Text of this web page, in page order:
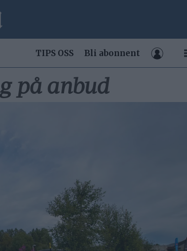
TIPS OSS Bli abonnent
på anbud